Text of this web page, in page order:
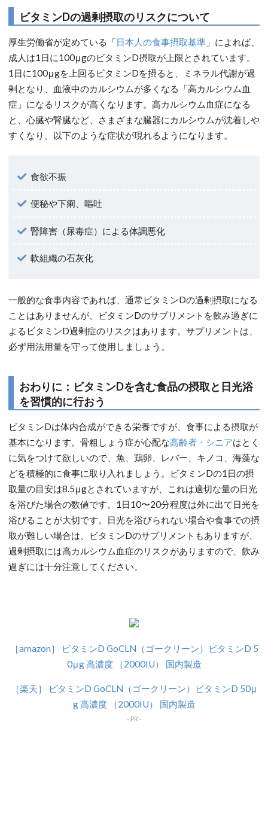
ビタミンDの過剰摂取のリスクについて
厚生労働省が定めている「日本人の食事摂取基準 」によれば、
成人は1日に100μgのビタミンD摂取が上限とされています。
1日に100μgを上回るビタミンDを摂ると、ミネラル代謝が過
剰となり、血液中のカルシウムが多くなる「高カルシウム血
症」になるリスクが高くなります。高カルシウム血症になる
と、心臓や腎臓など、さまざまな臓器にカルシウムが沈着しや
すくなり、以下のような症状が現れるようになります。
食欲不振
便秘や下痢、嘔吐
腎障害（尿毒症）による体調悪化
軟組織の石灰化
一般的な食事内容であれば、通常ビタミンDの過剰摂取になる
ことはありませんが、ビタミンDのサプリメントを飲み過ぎに
よるビタミンD過剰症のリスクはあります。サプリメントは、
必ず用法用量を守って使用しましょう。
おわりに：ビタミンDを含む食品の摂取と日光浴
を習慣的に行おう
ビタミンDは体内合成ができる栄養ですが、食事による摂取が
基本になります。骨粗しょう症が心配な高齢者・シニアはとく
に気をつけて欲しいので、魚、鶏卵、レバー、キノコ、海藻な
どを積極的に食事に取り入れましょう。ビタミンDの1日の摂
取量の目安は8.5μgとされていますが、これは適切な量の日光
を浴びた場合の数値です。1日10〜20分程度は外に出て日光を
浴びることが大切です。日光を浴びられない場合や食事での摂
取が難しい場合は、ビタミンDのサプリメントもありますが、
過剰摂取には高カルシウム血症のリスクがありますので、飲み
過ぎには十分注意してください。
［amazon］ ビタミンD GoCLN（ゴークリーン）ビタミンD 5
0μg 高濃度 （2000IU） 国内製造
［楽天］ ビタミンD GoCLN（ゴークリーン）ビタミンD 50μ
g 高濃度 （2000IU） 国内製造